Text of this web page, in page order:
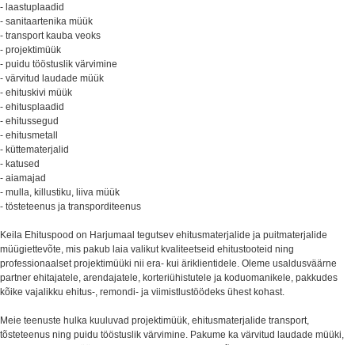
- laastuplaadid
- sanitaartenika müük
- transport kauba veoks
- projektimüük
- puidu tööstuslik värvimine
- värvitud laudade müük
- ehituskivi müük
- ehitusplaadid
- ehitussegud
- ehitusmetall
- küttematerjalid
- katused
- aiamajad
- mulla, killustiku, liiva müük
- tösteteenus ja transporditeenus
Keila Ehituspood on Harjumaal tegutsev ehitusmaterjalide ja puitmaterjalide
müügiettevõte, mis pakub laia valikut kvaliteetseid ehitustooteid ning
professionaalset projektimüüki nii era- kui äriklientidele. Oleme usaldusväärne
partner ehitajatele, arendajatele, korteriühistutele ja koduomanikele, pakkudes
kõike vajalikku ehitus-, remondi- ja viimistlustöödeks ühest kohast.
Meie teenuste hulka kuuluvad projektimüük, ehitusmaterjalide transport,
tõsteteenus ning puidu tööstuslik värvimine. Pakume ka värvitud laudade müüki,